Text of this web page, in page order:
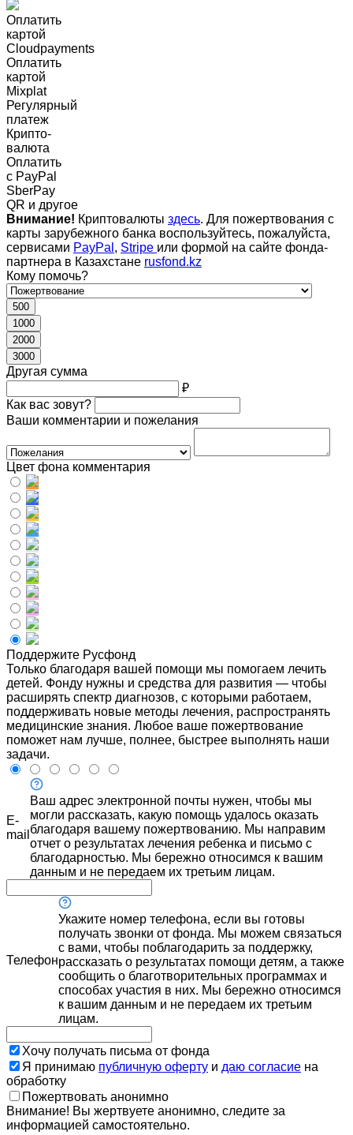
Оплатить
картой
Cloudpayments
Оплатить
картой
Mixplat
Регулярный
платеж
Крипто-
валюта
Оплатить
c PayPal
SberPay
QR и другое
Внимание! Криптовалюты здесь. Для пожертвования с
карты зарубежного банка воспользуйтесь, пожалуйста,
сервисами PayPal , Stripe или формой на сайте фонда-
партнера в Казахстане rusfond.kz
Кому помочь?
500
1000
2000
3000
Другая сумма
₽
Как вас зовут?
Ваши комментарии и пожелания
Цвет фона комментария
Поддержите Русфонд
Только благодаря вашей помощи мы помогаем лечить
детей. Фонду нужны и средства для развития — чтобы
расширять спектр диагнозов, с которыми работаем,
поддерживать новые методы лечения, распространять
медицинские знания. Любое ваше пожертвование
поможет нам лучше, полнее, быстрее выполнять наши
задачи.
E-
mail
Ваш адрес электронной почты нужен, чтобы мы
могли рассказать, какую помощь удалось оказать
благодаря вашему пожертвованию. Мы направим
отчет о результатах лечения ребенка и письмо с
благодарностью. Мы бережно относимся к вашим
данным и не передаем их третьим лицам.
Телефон
Укажите номер телефона, если вы готовы
получать звонки от фонда. Мы можем связаться
с вами, чтобы поблагодарить за поддержку,
рассказать о результатах помощи детям, а также
сообщить о благотворительных программах и
способах участия в них. Мы бережно относимся
к вашим данным и не передаем их третьим
лицам.
Хочу получать письма от фонда
Я принимаю публичную оферту и даю согласие на
обработку
Пожертвовать анонимно
Внимание! Вы жертвуете анонимно, следите за
информацией самостоятельно.